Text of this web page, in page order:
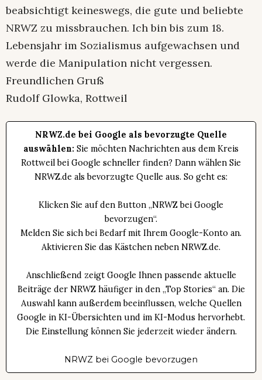
beabsichtigt keineswegs, die gute und beliebte
NRWZ zu missbrauchen. Ich bin bis zum 18.
Lebensjahr im Sozialismus aufgewachsen und
werde die Manipulation nicht vergessen.
Freundlichen Gruß
Rudolf Glowka, Rottweil
NRWZ.de bei Google als bevorzugte Quelle
auswählen: Sie möchten Nachrichten aus dem Kreis
Rottweil bei Google schneller finden? Dann wählen Sie
NRWZ.de als bevorzugte Quelle aus. So geht es:
Klicken Sie auf den Button „NRWZ bei Google
bevorzugen“.
Melden Sie sich bei Bedarf mit Ihrem Google-Konto an.
Aktivieren Sie das Kästchen neben NRWZ.de.
Anschließend zeigt Google Ihnen passende aktuelle
Beiträge der NRWZ häufiger in den „Top Stories“ an. Die
Auswahl kann außerdem beeinflussen, welche Quellen
Google in KI-Übersichten und im KI-Modus hervorhebt.
Die Einstellung können Sie jederzeit wieder ändern.
NRWZ bei Google bevorzugen